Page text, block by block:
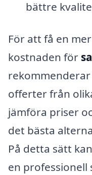
bättre
För att få en
kostnaden för
offerter från
jämföra priser
det bästa
På detta sätt
en professionell